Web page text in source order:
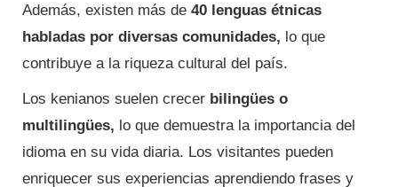
Además, existen más de 40 lenguas étnicas
habladas por diversas comunidades, lo que
contribuye a la riqueza cultural del país.
Los kenianos suelen crecer bilingües o
multilingües, lo que demuestra la importancia del
idioma en su vida diaria. Los visitantes pueden
enriquecer sus experiencias aprendiendo frases y